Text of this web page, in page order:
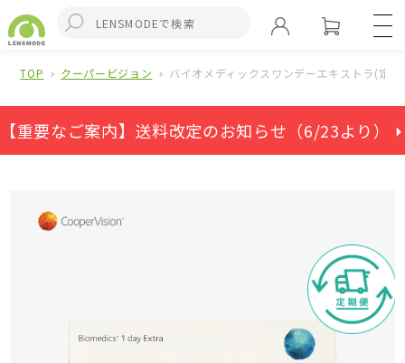
TOP クーパービジョン バイオメディックスワンデーエキストラ(定
【重要なご案内】送料改定のお知らせ（6/23より） ⏵